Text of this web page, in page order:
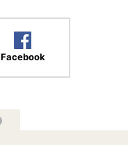
Facebook